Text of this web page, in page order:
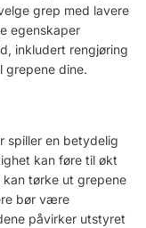
grep med lavere
egenskaper
inkludert rengjøring
grepene dine.
spiller en betydelig
kan føre til økt
tørke ut grepene
bør være
påvirker utstyret